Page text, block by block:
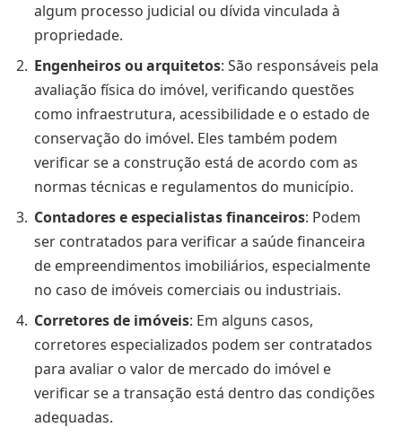
algum processo judicial ou dívida vinculada à
propriedade.
Engenheiros ou arquitetos: São responsáveis pela
avaliação física do imóvel, verificando questões
como infraestrutura, acessibilidade e o estado de
conservação do imóvel. Eles também podem
verificar se a construção está de acordo com as
normas técnicas e regulamentos do município.
Contadores e especialistas financeiros: Podem
ser contratados para verificar a saúde financeira
de empreendimentos imobiliários, especialmente
no caso de imóveis comerciais ou industriais.
Corretores de imóveis: Em alguns casos,
corretores especializados podem ser contratados
para avaliar o valor de mercado do imóvel e
verificar se a transação está dentro das condições
adequadas.